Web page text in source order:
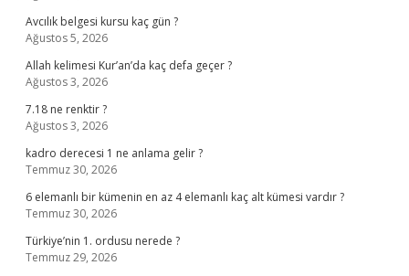
Avcılık belgesi kursu kaç gün ?
Ağustos 5, 2026
Allah kelimesi Kur’an’da kaç defa geçer ?
Ağustos 3, 2026
7.18 ne renktir ?
Ağustos 3, 2026
kadro derecesi 1 ne anlama gelir ?
Temmuz 30, 2026
6 elemanlı bir kümenin en az 4 elemanlı kaç alt kümesi vardır ?
Temmuz 30, 2026
Türkiye’nin 1. ordusu nerede ?
Temmuz 29, 2026